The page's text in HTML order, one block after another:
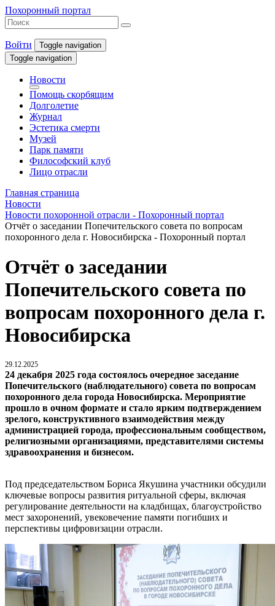
Похоронный портал
Войти
Toggle navigation
Toggle navigation
Новости
Помощь скорбящим
Долголетие
Журнал
Эстетика смерти
Музей
Парк памяти
Философский клуб
Лицо отрасли
Главная страница
Новости
Новости похоронной отрасли - Похоронный портал
Отчёт о заседании Попечительского совета по вопросам
похоронного дела г. Новосибирска - Похоронный портал
Отчёт о заседании
Попечительского совета по
вопросам похоронного дела г.
Новосибирска
29.12.2025
24 декабря 2025 года состоялось очередное заседание
Попечительского (наблюдательного) совета по вопросам
похоронного дела города Новосибирска. Мероприятие
прошло в очном формате и стало ярким подтверждением
зрелого, конструктивного взаимодействия между
администрацией города, профессиональным сообществом,
религиозными организациями, представителями системы
здравоохранения и бизнесом.
Под председательством Бориса Якушина участники обсудили
ключевые вопросы развития ритуальной сферы, включая
регулирование деятельности на кладбищах, благоустройство
мест захоронений, увековечение памяти погибших и
перспективы цифровизации отрасли.